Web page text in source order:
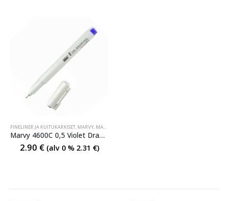
FINELINER JA KUITUKÄRKISET, MARVY, MARVY TUSSIT
Marvy 4600C 0,5 Violet Drawing Pen
2.90 € (alv 0 % 2.31 €)